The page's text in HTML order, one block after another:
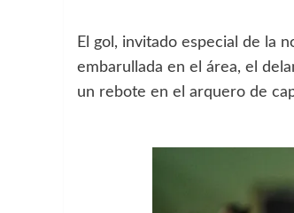
El gol, invitado especial de la
embarullada en el área, el
un rebote en el arquero de